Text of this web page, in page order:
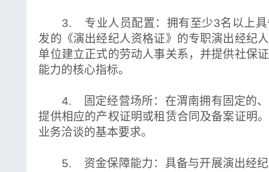
3. 专业人员配置：拥有至少3名以上具
发的《演出经纪人资格证》的专职演出经纪
单位建立正式的劳动人事关系，并提供社保
能力的核心指标。
4. 固定经营场所：在渭南拥有固定的、
提供相应的产权证明或租赁合同及备案证明
业务洽谈的基本要求。
5. 资金保障能力：具备与开展演出经纪